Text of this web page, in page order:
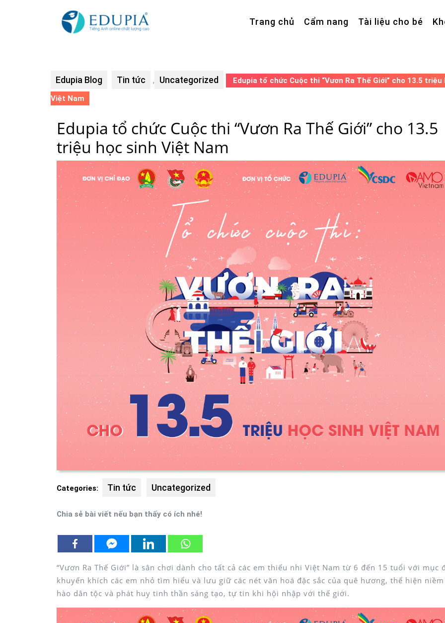
Trang chủ Cẩm nang Tài liệu cho bé
Edupia Blog Tin tức , Uncategorized
Edupia tổ chức Cuộc thi “Vươn Ra Thế Giới” cho 13.5 triệu
Việt Nam
Edupia tổ chức Cuộc thi “Vươn Ra Thế Giới” cho 13.5
triệu học sinh Việt Nam
Categories: Tin tức Uncategorized
Chia sẻ bài viết nếu bạn thấy có ích nhé!
“Vươn Ra Thế Giới” là sân chơi dành cho tất cả các em thiếu nhi Việt Nam từ 6 đến 15 tuổi với mục
khuyến khích các em nhỏ tìm hiểu và lưu giữ các nét văn hoá đặc sắc của quê hương, thể hiện
hào dân tộc và phát huy tinh thần sáng tạo, tự tin khi hội nhập với thế giới.